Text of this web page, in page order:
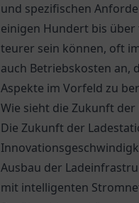
und spezifischen
einigen Hundert bis
teurer sein können, oft
auch Betriebskosten an,
Aspekte im Vorfeld zu
Wie sieht die Zukunft der
Die Zukunft der
Ausbau der
mit intelligenten